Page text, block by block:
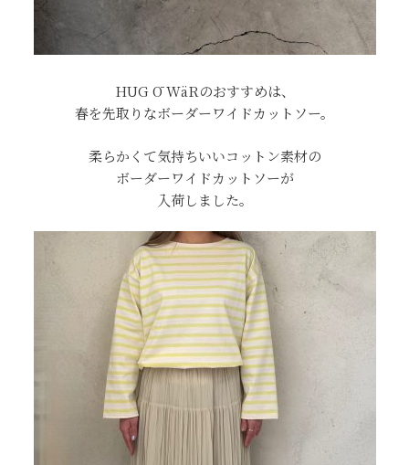
HUG Ō WäRのおすすめは、
春を先取りなボーダーワイドカットソー。
柔らかくて気持ちいいコットン素材の
ボーダーワイドカットソーが
入荷しました。